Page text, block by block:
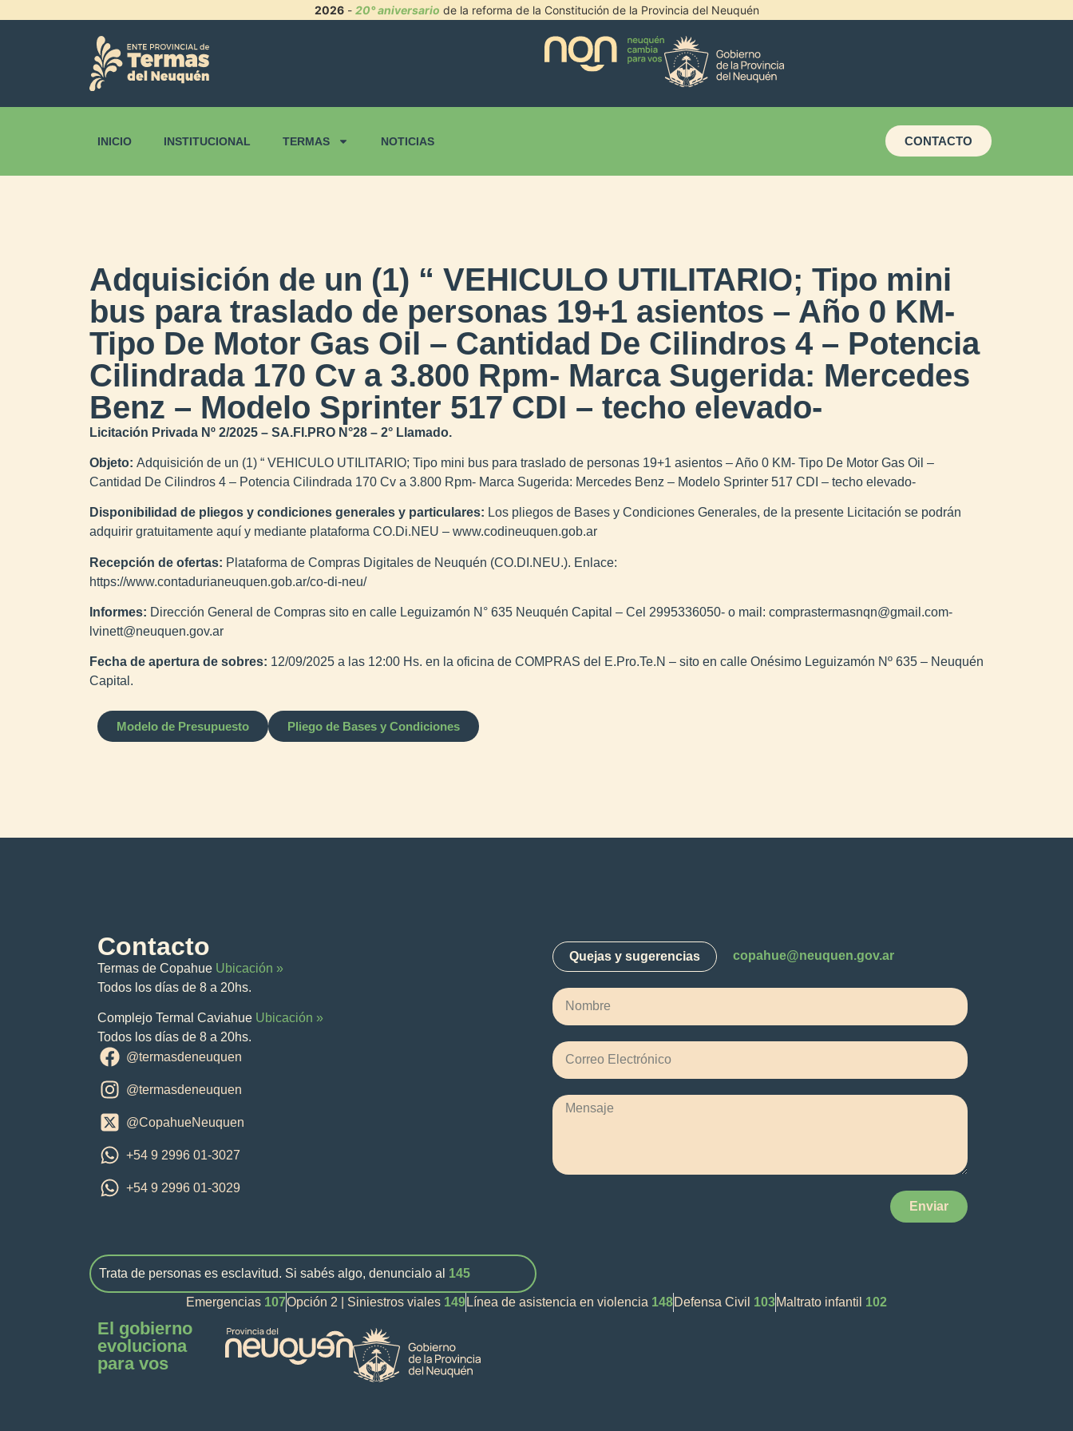
2026- 20° aniversario de la reforma de la Constitución de la Provincia del Neuquén
INICIO INSTITUCIONAL TERMAS NOTICIAS CONTACTO
Adquisición de un (1) “ VEHICULO UTILITARIO; Tipo mini
bus para traslado de personas 19+1 asientos – Año 0 KM-
Tipo De Motor Gas Oil – Cantidad De Cilindros 4 – Potencia
Cilindrada 170 Cv a 3.800 Rpm- Marca Sugerida: Mercedes
Benz – Modelo Sprinter 517 CDI – techo elevado-
Licitación Privada Nº 2/2025 – SA.FI.PRO N°28 – 2° Llamado.
Objeto: Adquisición de un (1) “ VEHICULO UTILITARIO; Tipo mini bus para traslado de personas 19+1 asientos – Año 0 KM- Tipo De Motor Gas Oil –
Cantidad De Cilindros 4 – Potencia Cilindrada 170 Cv a 3.800 Rpm- Marca Sugerida: Mercedes Benz – Modelo Sprinter 517 CDI – techo elevado-
Disponibilidad de pliegos y condiciones generales y particulares: Los pliegos de Bases y Condiciones Generales, de la presente Licitación se podrán
adquirir gratuitamente aquí y mediante plataforma CO.Di.NEU – www.codineuquen.gob.ar
Recepción de ofertas: Plataforma de Compras Digitales de Neuquén (CO.DI.NEU.). Enlace:
https://www.contadurianeuquen.gob.ar/co-di-neu/
Informes: Dirección General de Compras sito en calle Leguizamón N° 635 Neuquén Capital – Cel 2995336050- o mail: comprastermasnqn@gmail.com-
lvinett@neuquen.gov.ar
Fecha de apertura de sobres: 12/09/2025 a las 12:00 Hs. en la oficina de COMPRAS del E.Pro.Te.N – sito en calle Onésimo Leguizamón Nº 635 – Neuquén
Capital.
Modelo de Presupuesto Pliego de Bases y Condiciones
Contacto
Termas de Copahue Ubicación »
Todos los días de 8 a 20hs.
Complejo Termal Caviahue Ubicación »
Todos los días de 8 a 20hs.
@termasdeneuquen
@termasdeneuquen
@CopahueNeuquen
+54 9 2996 01-3027
+54 9 2996 01-3029
Quejas y sugerencias copahue@neuquen.gov.ar
Enviar
Trata de personas es esclavitud. Si sabés algo, denuncialo al 145
Emergencias 107Opción 2 | Siniestros viales 149 Línea de asistencia en violencia 148Defensa Civil 103Maltrato infantil 102
El gobierno
evoluciona
para vos